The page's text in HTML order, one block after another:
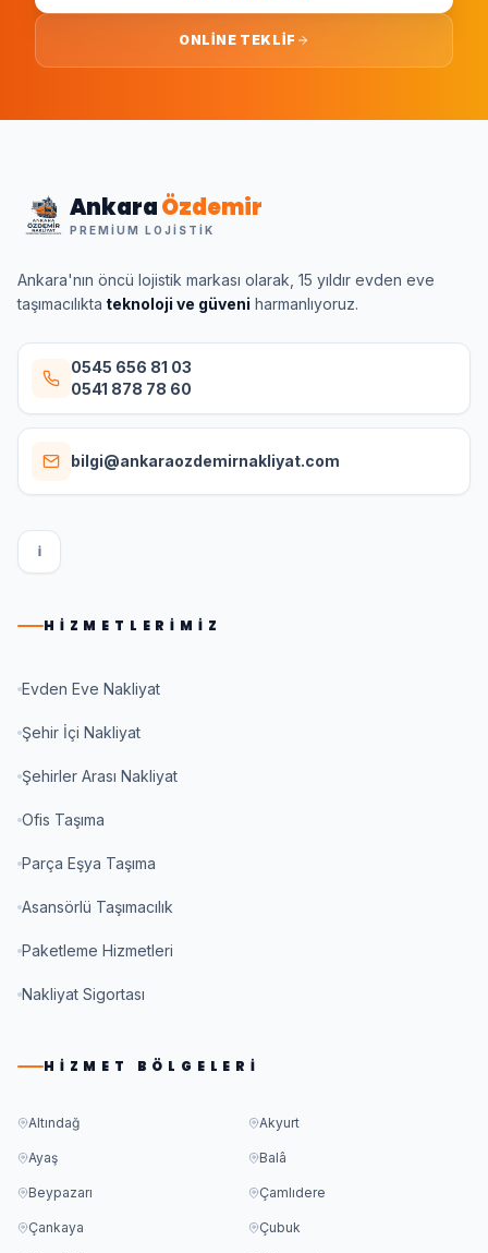
ONLINE TEKLIF
AnkaraÖzdemir
PREMIUM LOJISTIK
Ankara'nın öncü lojistik markası olarak, 15 yıldır evden eve
taşımacılıkta teknoloji ve güveni harmanlıyoruz.
0545 656 81 03
0541 878 78 60
bilgi@ankaraozdemirnakliyat.com
I
HIZMETLERIMIZ
Evden Eve Nakliyat
Şehir İçi Nakliyat
Şehirler Arası Nakliyat
Ofis Taşıma
Parça Eşya Taşıma
Asansörlü Taşımacılık
Paketleme Hizmetleri
Nakliyat Sigortası
HIZMET BÖLGELERI
Altındağ Akyurt
Ayaş Balâ
Beypazarı Çamlıdere
Çankaya Çubuk